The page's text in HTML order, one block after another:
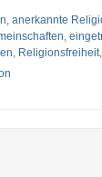
, anerkannte
,
, Religionsfreiheit,